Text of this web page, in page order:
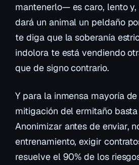
mantenerlo— es caro, lento
dará un animal un peldaño
te diga que la soberanía
indolora te está vendiendo
que de signo contrario.
Y para la inmensa mayoría
mitigación del ermitaño
Anonimizar antes de enviar,
entrenamiento, exigir
resuelve el 90% de los